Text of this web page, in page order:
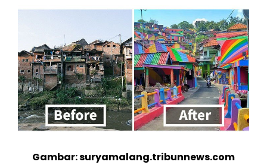
Gambar: suryamalang.tribunnews.com